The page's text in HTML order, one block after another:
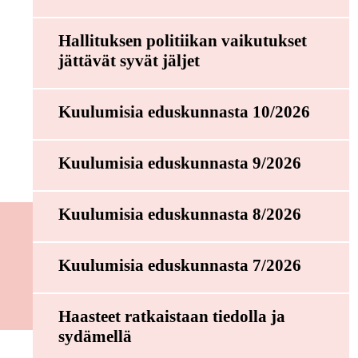
Hallituksen politiikan vaikutukset
jättävät syvät jäljet
Kuulumisia eduskunnasta 10/2026
Kuulumisia eduskunnasta 9/2026
Kuulumisia eduskunnasta 8/2026
Kuulumisia eduskunnasta 7/2026
Haasteet ratkaistaan tiedolla ja
sydämellä